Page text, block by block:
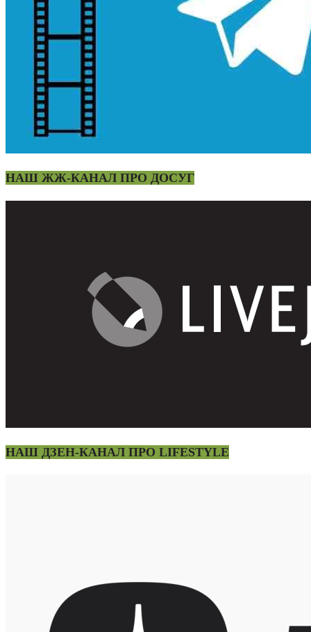
НАШ ЖЖ-КАНАЛ ПРО ДОСУГ
НАШ ДЗЕН-КАНАЛ ПРО LIFESTYLE